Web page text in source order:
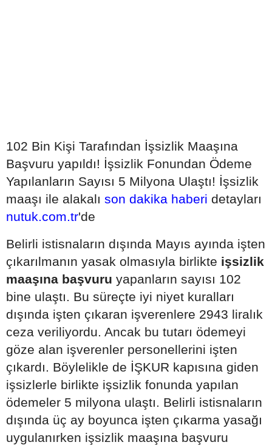
102 Bin Kişi Tarafından İşsizlik Maaşına
Başvuru yapıldı! İşsizlik Fonundan Ödeme
Yapılanların Sayısı 5 Milyona Ulaştı! İşsizlik
maaşı ile alakalı son dakika haberi detayları
nutuk.com.tr'de
Belirli istisnaların dışında Mayıs ayında işten
çıkarılmanın yasak olmasıyla birlikte işsizlik
maaşına başvuru yapanların sayısı 102
bine ulaştı. Bu süreçte iyi niyet kuralları
dışında işten çıkaran işverenlere 2943 liralık
ceza veriliyordu. Ancak bu tutarı ödemeyi
göze alan işverenler personellerini işten
çıkardı. Böylelikle de İŞKUR kapısına giden
işsizlerle birlikte işsizlik fonunda yapılan
ödemeler 5 milyona ulaştı. Belirli istisnaların
dışında üç ay boyunca işten çıkarma yasağı
uygulanırken işsizlik maaşına başvuru